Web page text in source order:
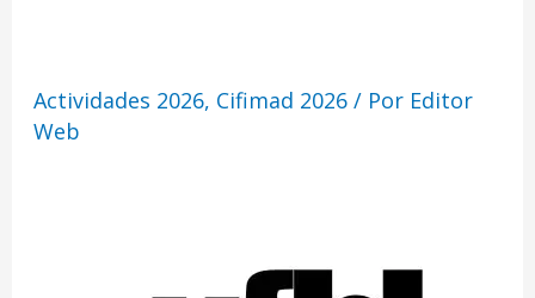
Actividades 2026, Cifimad 2026/ Por Editor
Web